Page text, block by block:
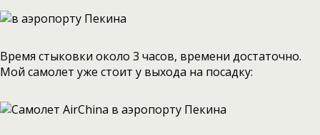
Время стыковки около 3 часов, времени достаточно.
Мой самолет уже стоит у выхода на посадку: